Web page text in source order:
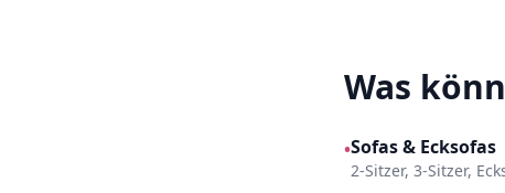
Was
•Sofas & Ecksofas
2-Sitzer, 3-Sitzer,